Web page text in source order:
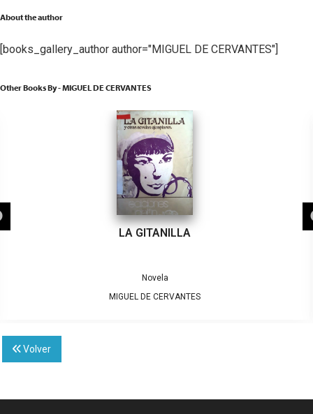
About the author
[books_gallery_author author="MIGUEL DE CERVANTES"]
Other Books By - MIGUEL DE CERVANTES
LA GITANILLA
Novela
MIGUEL DE CERVANTES
Volver